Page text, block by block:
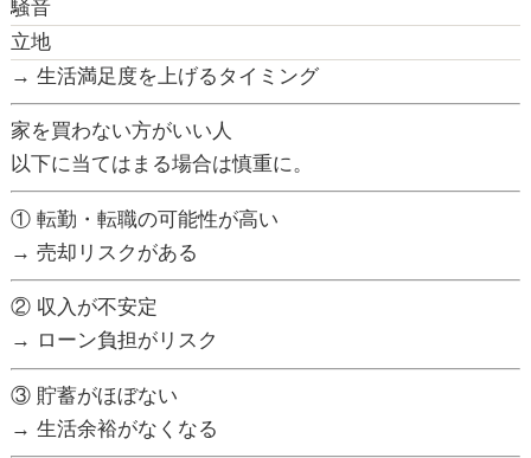
騒音
立地
→ 生活満足度を上げるタイミング
家を買わない方がいい人
以下に当てはまる場合は慎重に。
① 転勤・転職の可能性が高い
→ 売却リスクがある
② 収入が不安定
→ ローン負担がリスク
③ 貯蓄がほぼない
→ 生活余裕がなくなる